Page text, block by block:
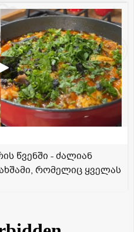
წვენში - ძალიან
რომელიც ყველას